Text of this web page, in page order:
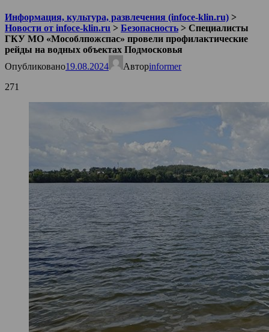
Информация, культура, развлечения (infoce-klin.ru) >
Новости от infoce-klin.ru > Безопасность > Специалисты
ГКУ МО «Мособлпожспас» провели профилактические
рейды на водных объектах Подмосковья
Опубликовано19.08.2024 Авторinformer
271